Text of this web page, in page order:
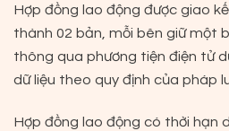
Hợp đồng lao động được giao
thành 02 bản, mỗi bên giữ một
thông qua phương tiện điện tử
dữ liệu theo quy định của pháp
Hợp đồng lao động có thời hạn